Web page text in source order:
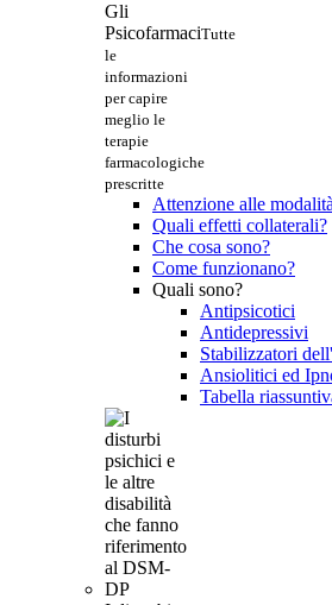
Gli
PsicofarmaciTutte
le
informazioni
per capire
meglio le
terapie
farmacologiche
prescritte
Attenzione alle
Quali effetti collaterali?
Che cosa sono?
Come funzionano?
Quali sono?
Antipsicotici
Antidepressivi
Stabilizzatori
Ansiolitici ed
Tabella